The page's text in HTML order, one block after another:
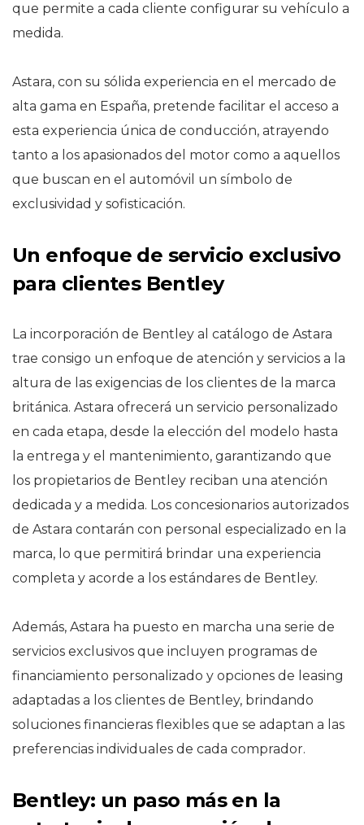
que permite a cada cliente configurar su vehículo a
medida.
Astara, con su sólida experiencia en el mercado de
alta gama en España, pretende facilitar el acceso a
esta experiencia única de conducción, atrayendo
tanto a los apasionados del motor como a aquellos
que buscan en el automóvil un símbolo de
exclusividad y sofisticación.
Un enfoque de servicio exclusivo
para clientes Bentley
La incorporación de Bentley al catálogo de Astara
trae consigo un enfoque de atención y servicios a la
altura de las exigencias de los clientes de la marca
británica. Astara ofrecerá un servicio personalizado
en cada etapa, desde la elección del modelo hasta
la entrega y el mantenimiento, garantizando que
los propietarios de Bentley reciban una atención
dedicada y a medida. Los concesionarios autorizados
de Astara contarán con personal especializado en la
marca, lo que permitirá brindar una experiencia
completa y acorde a los estándares de Bentley.
Además, Astara ha puesto en marcha una serie de
servicios exclusivos que incluyen programas de
financiamiento personalizado y opciones de leasing
adaptadas a los clientes de Bentley, brindando
soluciones financieras flexibles que se adaptan a las
preferencias individuales de cada comprador.
Bentley: un paso más en la